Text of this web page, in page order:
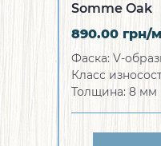
Somme Oak
890.00 грн/м
Фаска: V-
Класс
Толщина: 8 мм